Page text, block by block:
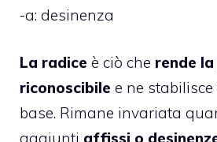
-a: desinenza
La radice è ciò che rende
riconoscibile e ne
base. Rimane invariata